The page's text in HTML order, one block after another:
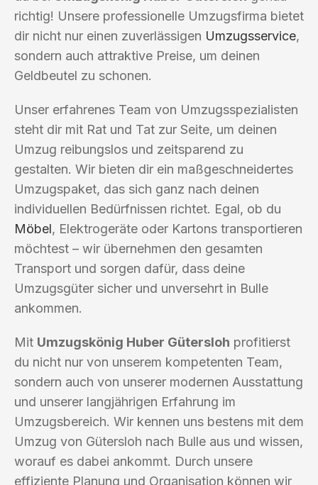
richtig! Unsere professionelle Umzugsfirma bietet
dir nicht nur einen zuverlässigen Umzugsservice,
sondern auch attraktive Preise, um deinen
Geldbeutel zu schonen.
Unser erfahrenes Team von Umzugsspezialisten
steht dir mit Rat und Tat zur Seite, um deinen
Umzug reibungslos und zeitsparend zu
gestalten. Wir bieten dir ein maßgeschneidertes
Umzugspaket, das sich ganz nach deinen
individuellen Bedürfnissen richtet. Egal, ob du
Möbel, Elektrogeräte oder Kartons transportieren
möchtest – wir übernehmen den gesamten
Transport und sorgen dafür, dass deine
Umzugsgüter sicher und unversehrt in Bulle
ankommen.
Mit Umzugskönig Huber Gütersloh profitierst
du nicht nur von unserem kompetenten Team,
sondern auch von unserer modernen Ausstattung
und unserer langjährigen Erfahrung im
Umzugsbereich. Wir kennen uns bestens mit dem
Umzug von Gütersloh nach Bulle aus und wissen,
worauf es dabei ankommt. Durch unsere
effiziente Planung und Organisation können wir